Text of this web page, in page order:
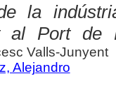
la
al Port de
Valls-Junyent
Alejandro